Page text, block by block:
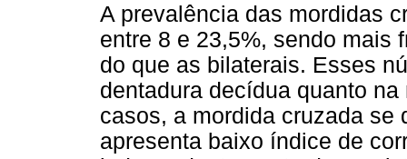
A prevalência das mordidas
entre 8 e 23,5%, sendo mais
do que as bilaterais. Esses
dentadura decídua quanto
casos, a mordida cruzada se
apresenta baixo índice de